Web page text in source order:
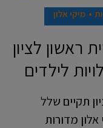
מיקי אלון
ראשון לציון
לילדים
תקיים שלל
אלון מדורות